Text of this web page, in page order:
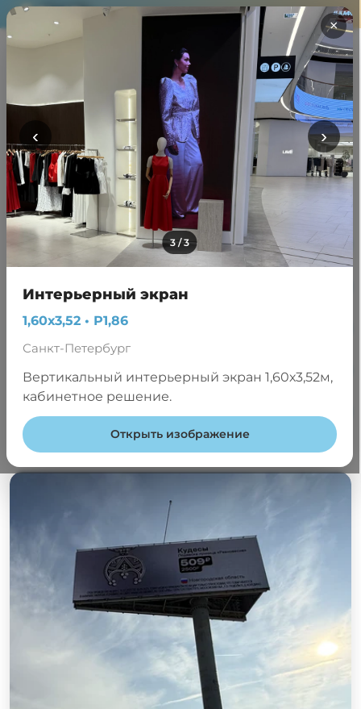
S'n'R
Примеры выполняемых
работ
Уличные и интерьерные проекты, реализованные
нашей командой в кратчайшие сроки и с отличным
качеством
Изготовление металлоконструкций
Уличные решения digital реклама
Интерьерные решения
Медиафасады
×
‹ ›
3 / 3
Интерьерный экран
1,60х3,52 • Р1,86
Санкт-Петербург
Вертикальный интерьерный экран 1,60х3,52м,
кабинетное решение.
Открыть изображение